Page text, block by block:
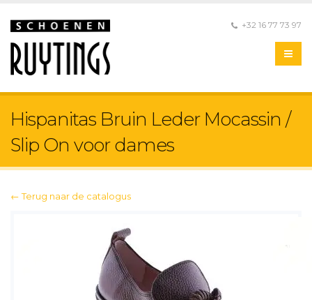
+32 16 77 73 97
Hispanitas Bruin Leder Mocassin /
Slip On voor dames
← Terug naar de catalogus